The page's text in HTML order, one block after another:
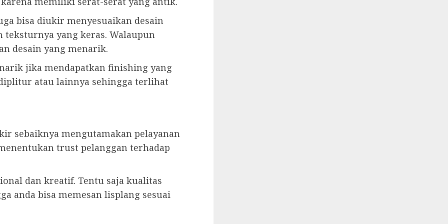
bisa diukir menyesuaikan desain
yang keras. Walaupun
desain yang menarik.
jika mendapatkan finishing yang
atau lainnya sehingga terlihat
sebaiknya mengutamakan pelayanan
trust pelanggan terhadap
dan kreatif. Tentu saja kualitas
anda bisa memesan lisplang sesuai